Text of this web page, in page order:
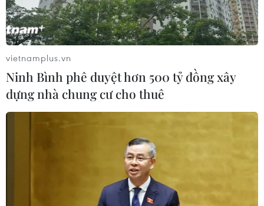
vietnamplus.vn
Ninh Bình phê duyệt hơn 500 tỷ đồng xây
dựng nhà chung cư cho thuê